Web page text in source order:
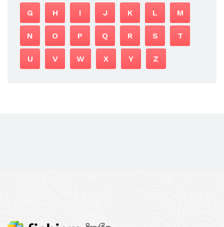
G H I J K L M
N O P Q R S T
U V W X Y Z